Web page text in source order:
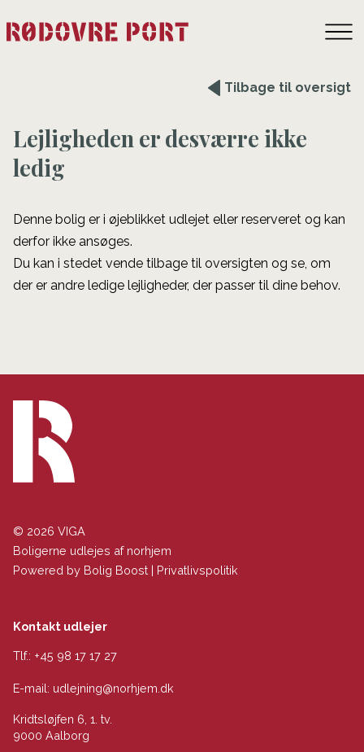
Tilbage til oversigt
Lejligheden er desværre ikke
ledig
Denne bolig er i øjeblikket udlejet eller reserveret og kan
derfor ikke ansøges.
Du kan i stedet vende tilbage til oversigten og se, om
der er andre ledige lejligheder, der passer til dine behov.
© 2026 VIGA
Boligerne udlejes af norhjem
Powered by Bolig Boost | Privatlivspolitik
Kontakt udlejer
Tlf.: +45 98 17 17 27
E-mail: udlejning@norhjem.dk
Kridtsløjfen 6, 1. tv.
9000 Aalborg